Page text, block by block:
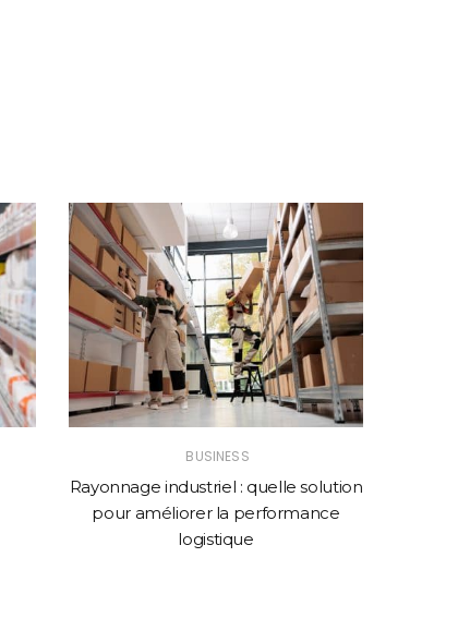
BUSINESS
Rayonnage industriel : quelle solution
pour améliorer la performance
logistique